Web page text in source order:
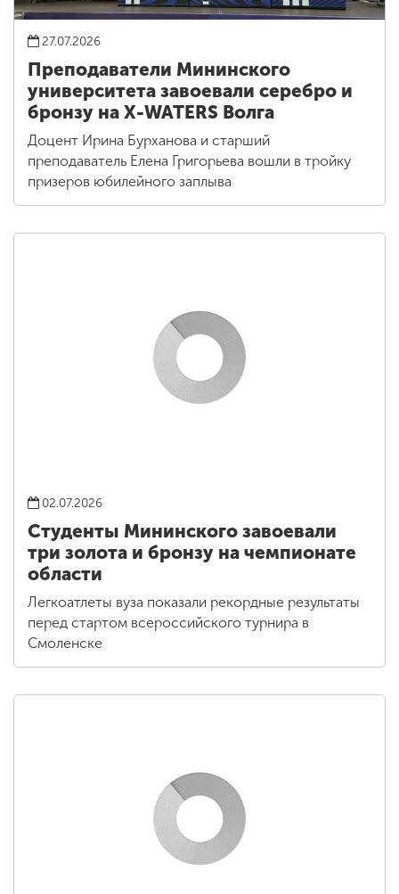
27.07.2026
Преподаватели Мининского
университета завоевали серебро и
бронзу на X-WATERS Волга
Доцент Ирина Бурханова и старший
преподаватель Елена Григорьева вошли в тройку
призеров юбилейного заплыва
02.07.2026
Студенты Мининского завоевали
три золота и бронзу на чемпионате
области
Легкоатлеты вуза показали рекордные результаты
перед стартом всероссийского турнира в
Смоленске